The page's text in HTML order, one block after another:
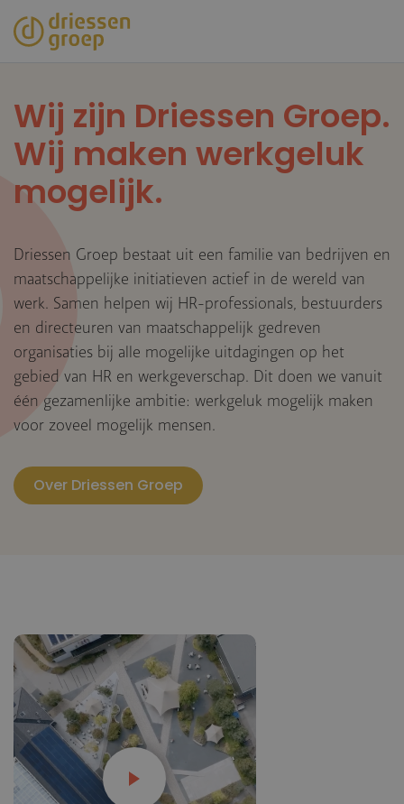
Overslaan
en
inhoud
gaan
Wij zijn Driessen Groep.
Wij maken werkgeluk
mogelijk.
Driessen Groep bestaat uit een familie van bedrijven en
maatschappelijke initiatieven actief in de wereld van
werk. Samen helpen wij HR-professionals, bestuurders
en directeuren van maatschappelijk gedreven
organisaties bij alle mogelijke uitdagingen op het
gebied van HR en werkgeverschap. Dit doen we vanuit
één gezamenlijke ambitie: werkgeluk mogelijk maken
voor zoveel mogelijk mensen.
Over Driessen Groep